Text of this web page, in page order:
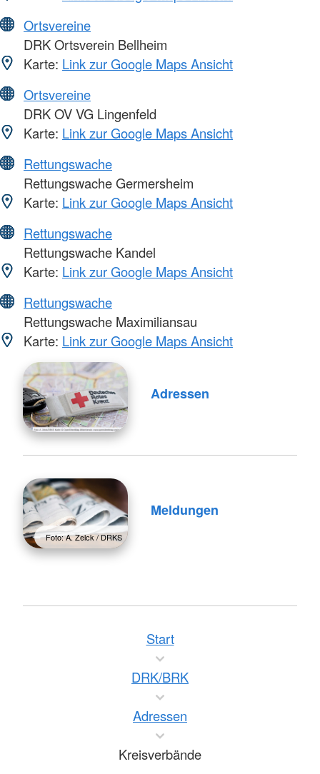
Ortsvereine
DRK Ortsverein Bellheim
Karte: Link zur Google Maps Ansicht
Ortsvereine
DRK OV VG Lingenfeld
Karte: Link zur Google Maps Ansicht
Rettungswache
Rettungswache Germersheim
Karte: Link zur Google Maps Ansicht
Rettungswache
Rettungswache Kandel
Karte: Link zur Google Maps Ansicht
Rettungswache
Rettungswache Maximiliansau
Karte: Link zur Google Maps Ansicht
Adressen
Foto: A. Zelck / DRKS
Meldungen
Start
DRK/BRK
Adressen
Kreisverbände